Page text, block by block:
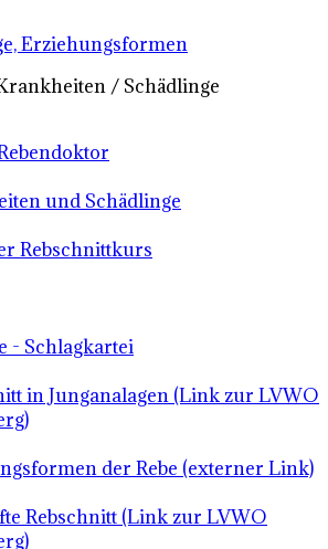
Erziehungsformen
/ Schädlinge
und Schädlinge
Rebschnittkurs
- Schlagkartei
in Junganalagen (Link zur LVWO
der Rebe (externer Link)
Rebschnitt (Link zur LVWO